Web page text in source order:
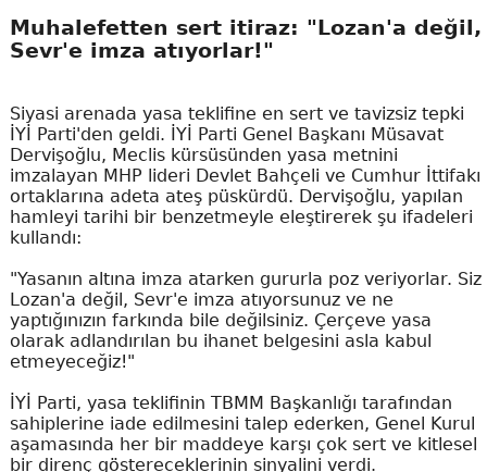
Muhalefetten sert itiraz: "Lozan'a değil,
Sevr'e imza atıyorlar!"
Siyasi arenada yasa teklifine en sert ve tavizsiz tepki
İYİ Parti'den geldi. İYİ Parti Genel Başkanı Müsavat
Dervişoğlu, Meclis kürsüsünden yasa metnini
imzalayan MHP lideri Devlet Bahçeli ve Cumhur İttifakı
ortaklarına adeta ateş püskürdü. Dervişoğlu, yapılan
hamleyi tarihi bir benzetmeyle eleştirerek şu ifadeleri
kullandı:
"Yasanın altına imza atarken gururla poz veriyorlar. Siz
Lozan'a değil, Sevr'e imza atıyorsunuz ve ne
yaptığınızın farkında bile değilsiniz. Çerçeve yasa
olarak adlandırılan bu ihanet belgesini asla kabul
etmeyeceğiz!"
İYİ Parti, yasa teklifinin TBMM Başkanlığı tarafından
sahiplerine iade edilmesini talep ederken, Genel Kurul
aşamasında her bir maddeye karşı çok sert ve kitlesel
bir direnç göstereceklerinin sinyalini verdi.